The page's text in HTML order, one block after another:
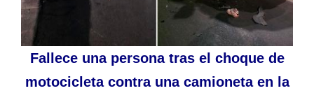
Fallece una persona tras el choque de
motocicleta contra una camioneta en la